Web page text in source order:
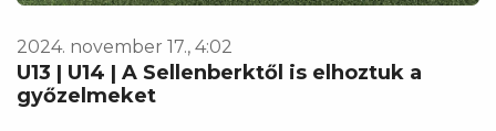
2024. november 17., 4:02
U13 | U14 | A Sellenberktől is elhoztuk a
győzelmeket